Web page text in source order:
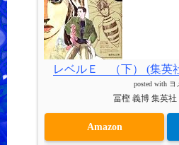
レベルＥ （下） (集英
posted with ヨ
冨樫 義博 集英社
Amazon